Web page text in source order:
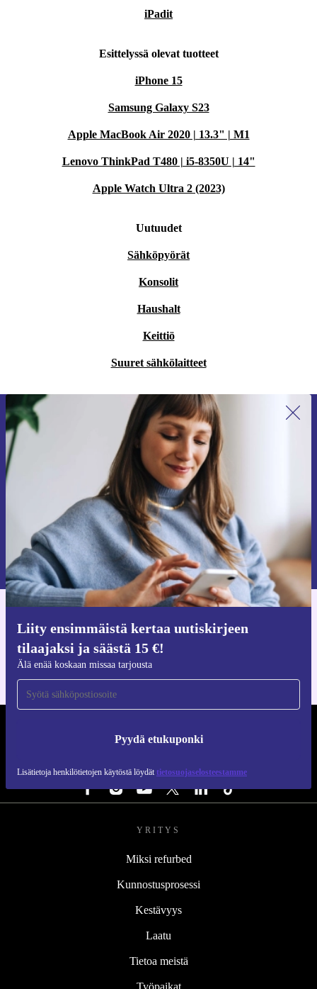
iPadit
Esittelyssä olevat tuotteet
iPhone 15
Samsung Galaxy S23
Apple MacBook Air 2020 | 13.3" | M1
Lenovo ThinkPad T480 | i5-8350U | 14"
Apple Watch Ultra 2 (2023)
Uutuudet
Sähköpyörät
Konsolit
Haushalt
Keittiö
Suuret sähkölaitteet
Liity ensimmäistä kertaa uutiskirjeen
tilaajaksi ja säästä 15 €!
Älä enää koskaan missaa tarjousta
Pyydä etukuponki
Lisätietoja henkilötietojen käytöstä löydät tietosuojaselosteestamme
Liity ensimmäistä kertaa uutiskirjeen
tilaajaksi ja säästä 15 €!
Älä missaa enää yhtäkään tarjousta.
Pyydä etukuponki
Lisätietoja henkilötietojen käytöstä löydättietosuojaselosteestamme.
iOS:lle ja Androidille
YRITYS
Miksi refurbed
Kunnostusprosessi
Kestävyys
Laatu
Tietoa meistä
Työpaikat